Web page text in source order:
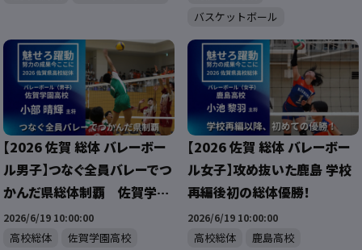
バスケットボール
【2026 佐賀 総体 バレーボー
ル男子】つなぐ全員バレーでつ
かんだ県総体制覇 佐賀学園
男子バレー部
2026/6/19 10:00:00
高校総体
佐賀学園高校
【2026 佐賀 総体 バレーボー
ル女子】攻め抜いた鹿島 学校
再編後初の総体優勝！
2026/6/19 10:00:00
高校総体
鹿島高校